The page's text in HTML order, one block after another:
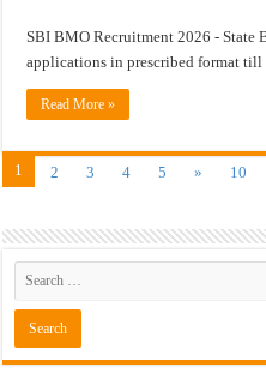
SBI BMO Recruitment 2026 - State
applications in prescribed format till
Read More »
1 2 3 4 5 » 10